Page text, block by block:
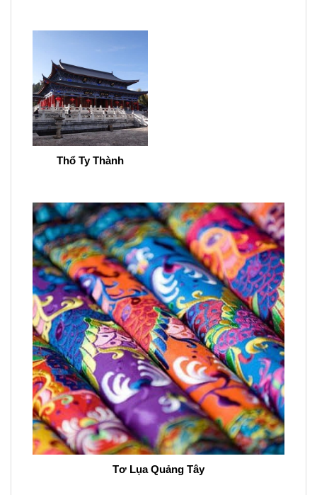
Thổ Ty Thành
Tơ Lụa Quảng Tây